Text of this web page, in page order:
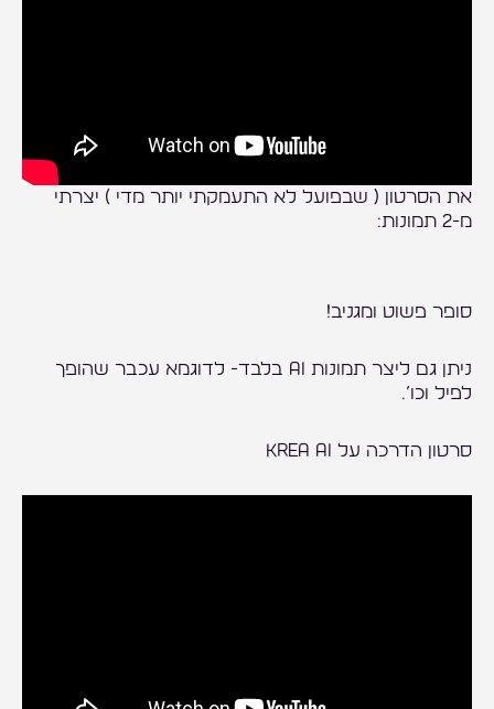
את הסרטון ( שבפועל לא התעמקתי יותר מדי ) יצרתי
מ-2 תמונות:
סופר פשוט ומגניב!
ניתן גם ליצר תמונות AI בלבד- לדוגמא עכבר שהופך
לפיל וכו’.
סרטון הדרכה על KREA AI